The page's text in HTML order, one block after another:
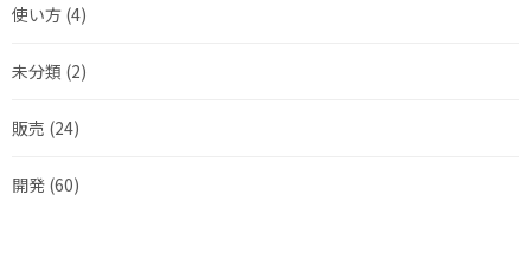
使い方 (4)
未分類 (2)
販売 (24)
開発 (60)